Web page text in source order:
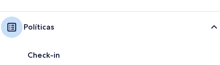
Políticas
Check-in